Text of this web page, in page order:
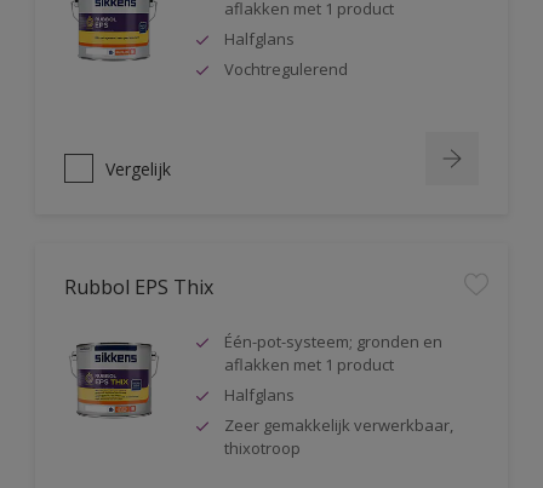
aflakken met 1 product
Halfglans
Vochtregulerend
Vergelijk
Rubbol EPS Thix
Één-pot-systeem; gronden en
aflakken met 1 product
Halfglans
Zeer gemakkelijk verwerkbaar,
thixotroop